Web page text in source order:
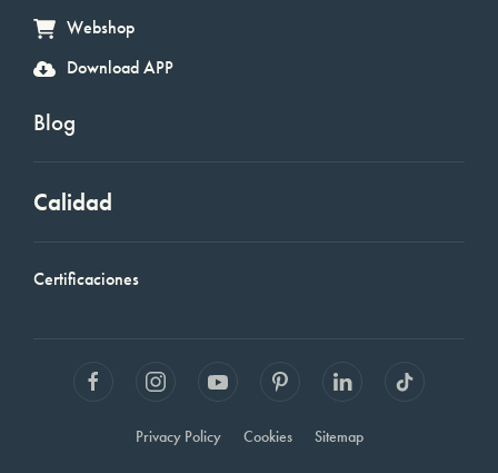
Webshop
Download APP
Blog
Calidad
Certificaciones
Privacy Policy Cookies Sitemap